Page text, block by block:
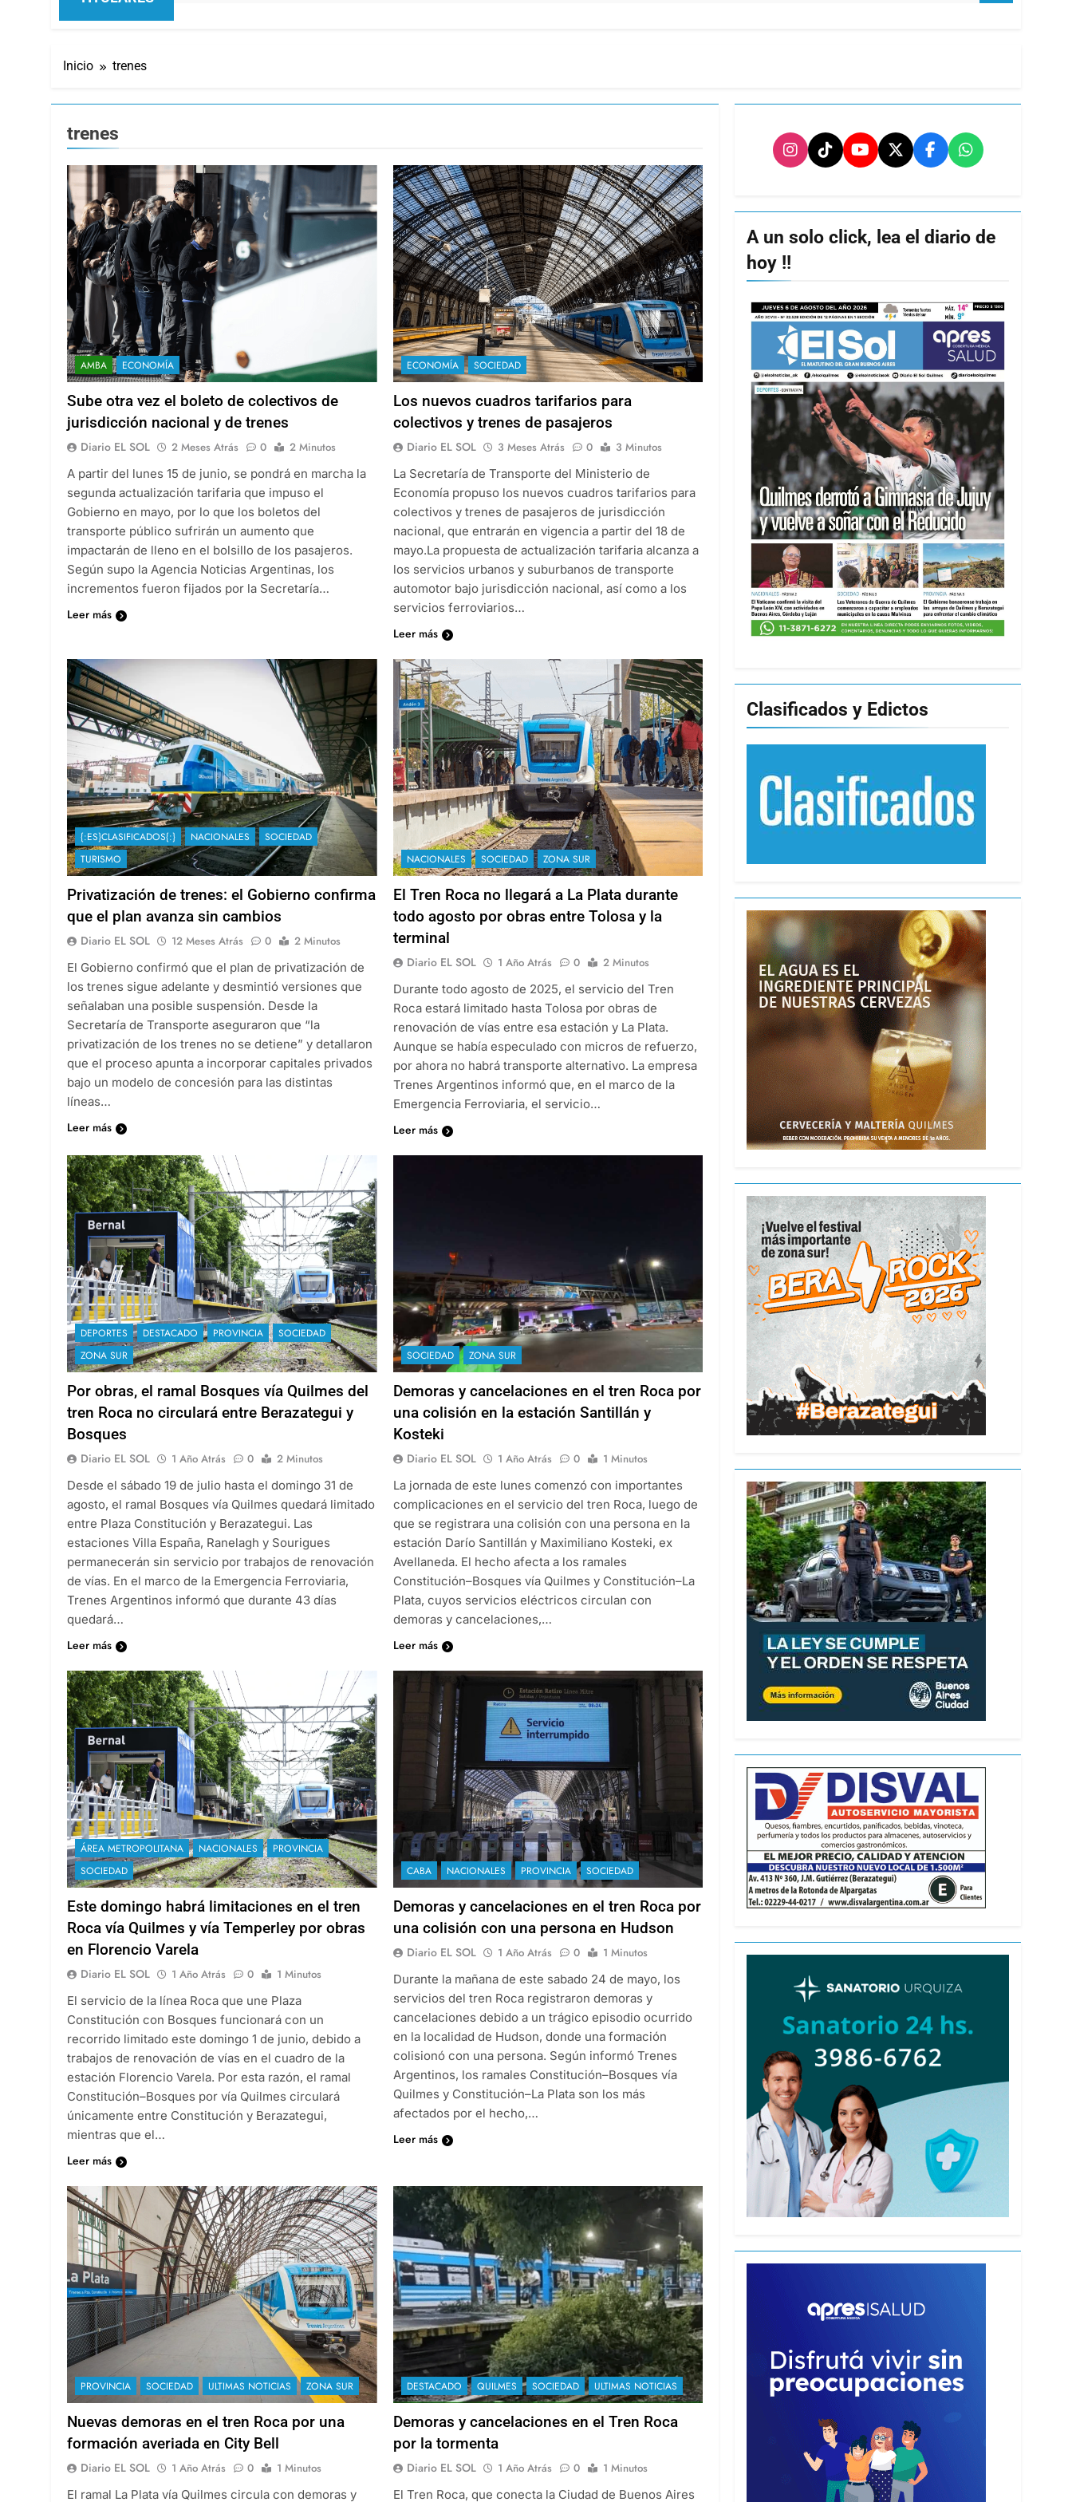
Inicio trenes
trenes
AMBA ECONOMÍA
Sube otra vez el boleto de colectivos de
jurisdicción nacional y de trenes
Diario EL SOL 2 Meses Atrás 0
2 Minutos
A partir del lunes 15 de junio, se pondrá en marcha la
segunda actualización tarifaria que impuso el
Gobierno en mayo, por lo que los boletos del
transporte público sufrirán un aumento que
impactarán de lleno en el bolsillo de los pasajeros.
Según supo la Agencia Noticias Argentinas, los
incrementos fueron fijados por la Secretaría…
Leer más
ECONOMÍA SOCIEDAD
Los nuevos cuadros tarifarios para
colectivos y trenes de pasajeros
Diario EL SOL 3 Meses Atrás 0
3 Minutos
La Secretaría de Transporte del Ministerio de
Economía propuso los nuevos cuadros tarifarios para
colectivos y trenes de pasajeros de jurisdicción
nacional, que entrarán en vigencia a partir del 18 de
mayo.La propuesta de actualización tarifaria alcanza a
los servicios urbanos y suburbanos de transporte
automotor bajo jurisdicción nacional, así como a los
servicios ferroviarios…
Leer más
{:ES}CLASIFICADOS{:} NACIONALES
SOCIEDAD
TURISMO
Privatización de trenes: el Gobierno confirma
que el plan avanza sin cambios
Diario EL SOL 12 Meses Atrás 0
2 Minutos
El Gobierno confirmó que el plan de privatización de
los trenes sigue adelante y desmintió versiones que
señalaban una posible suspensión. Desde la
Secretaría de Transporte aseguraron que “la
privatización de los trenes no se detiene” y detallaron
que el proceso apunta a incorporar capitales privados
bajo un modelo de concesión para las distintas
líneas…
Leer más
NACIONALES SOCIEDAD ZONA SUR
El Tren Roca no llegará a La Plata durante
todo agosto por obras entre Tolosa y la
terminal
Diario EL SOL 1 Año Atrás 0
2 Minutos
Durante todo agosto de 2025, el servicio del Tren
Roca estará limitado hasta Tolosa por obras de
renovación de vías entre esa estación y La Plata.
Aunque se había especulado con micros de refuerzo,
por ahora no habrá transporte alternativo. La empresa
Trenes Argentinos informó que, en el marco de la
Emergencia Ferroviaria, el servicio…
Leer más
DEPORTES DESTACADO PROVINCIA
SOCIEDAD
ZONA SUR
Por obras, el ramal Bosques vía Quilmes del
tren Roca no circulará entre Berazategui y
Bosques
Diario EL SOL 1 Año Atrás 0
2 Minutos
Desde el sábado 19 de julio hasta el domingo 31 de
agosto, el ramal Bosques vía Quilmes quedará limitado
entre Plaza Constitución y Berazategui. Las
estaciones Villa España, Ranelagh y Sourigues
permanecerán sin servicio por trabajos de renovación
de vías. En el marco de la Emergencia Ferroviaria,
Trenes Argentinos informó que durante 43 días
quedará…
Leer más
SOCIEDAD ZONA SUR
Demoras y cancelaciones en el tren Roca por
una colisión en la estación Santillán y
Kosteki
Diario EL SOL 1 Año Atrás 0
1 Minutos
La jornada de este lunes comenzó con importantes
complicaciones en el servicio del tren Roca, luego de
que se registrara una colisión con una persona en la
estación Darío Santillán y Maximiliano Kosteki, ex
Avellaneda. El hecho afecta a los ramales
Constitución–Bosques vía Quilmes y Constitución–La
Plata, cuyos servicios eléctricos circulan con
demoras y cancelaciones,…
Leer más
ÁREA METROPOLITANA NACIONALES
PROVINCIA
SOCIEDAD
Este domingo habrá limitaciones en el tren
Roca vía Quilmes y vía Temperley por obras
en Florencio Varela
Diario EL SOL 1 Año Atrás 0
1 Minutos
El servicio de la línea Roca que une Plaza
Constitución con Bosques funcionará con un
recorrido limitado este domingo 1 de junio, debido a
trabajos de renovación de vías en el cuadro de la
estación Florencio Varela. Por esta razón, el ramal
Constitución–Bosques por vía Quilmes circulará
únicamente entre Constitución y Berazategui,
mientras que el…
Leer más
CABA NACIONALES PROVINCIA SOCIEDAD
Demoras y cancelaciones en el tren Roca por
una colisión con una persona en Hudson
Diario EL SOL 1 Año Atrás 0
1 Minutos
Durante la mañana de este sabado 24 de mayo, los
servicios del tren Roca registraron demoras y
cancelaciones debido a un trágico episodio ocurrido
en la localidad de Hudson, donde una formación
colisionó con una persona. Según informó Trenes
Argentinos, los ramales Constitución–Bosques vía
Quilmes y Constitución–La Plata son los más
afectados por el hecho,…
Leer más
PROVINCIA SOCIEDAD ULTIMAS NOTICIAS ZONA SUR
Nuevas demoras en el tren Roca por una
formación averiada en City Bell
Diario EL SOL 1 Año Atrás 0
1 Minutos
El ramal La Plata vía Quilmes circula con demoras y
DESTACADO QUILMES SOCIEDAD ULTIMAS NOTICIAS
Demoras y cancelaciones en el Tren Roca
por la tormenta
Diario EL SOL 1 Año Atrás 0
1 Minutos
El Tren Roca, que conecta la Ciudad de Buenos Aires
A un solo click, lea el diario de
hoy !!
Clasificados y Edictos